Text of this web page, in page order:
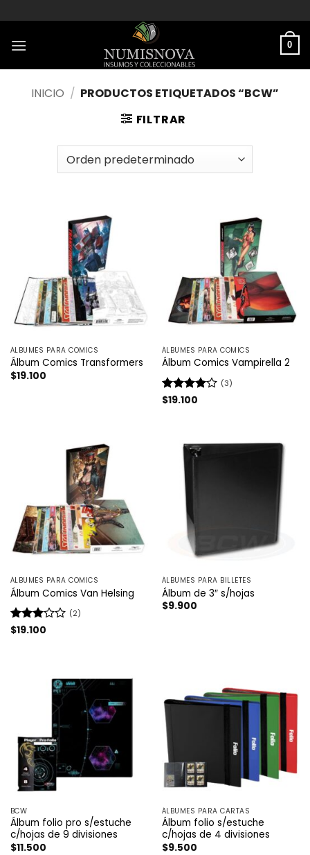
al
contenido
0
INICIO / PRODUCTOS ETIQUETADOS “BCW”
FILTRAR
ÁLBUMES PARA COMICS
Álbum Comics Transformers
$19.100
ÁLBUMES PARA COMICS
Álbum Comics Vampirella 2
Valorado
(3)
$19.100
ÁLBUMES PARA COMICS
Álbum Comics Van Helsing
Valorado
(2)
$19.100
ÁLBUMES PARA BILLETES
Álbum de 3″ s/hojas
$9.900
BCW
Álbum folio pro s/estuche
c/hojas de 9 divisiones
$11.500
ÁLBUMES PARA CARTAS
Álbum folio s/estuche
c/hojas de 4 divisiones
$9.500